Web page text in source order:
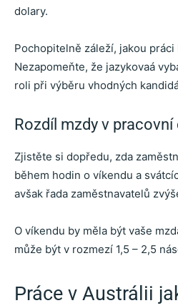
dolary.
Pochopitelně záleží, jakou
Nezapomeňte, že jazykovaá
roli při výběru vhodných
Rozdíl mzdy v pracovní
Zjistěte si dopředu, zda
během hodin o víkendu a
avšak řada zaměstnavatelů
O víkendu by měla být vaše
může být v rozmezí 1,5 – 2,5
Práce v Austrálii